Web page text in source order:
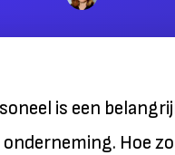
is een
onderneming. Hoe